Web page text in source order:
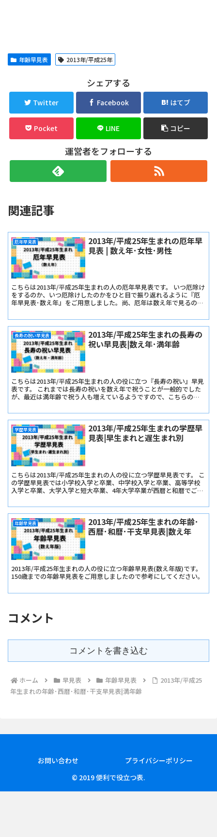
年齢早見表 2013年/平成25年
シェアする
Twitter Facebook はてブ
Pocket LINE コピー
運営者をフォローする
関連記事
厄年早見表
2013年/平成25年生まれの厄年早
見表 | 数え年･女性･男性
こちらは2013年/平成25年生まれの人の厄年早見表です。 いつ厄除け
をするのか、いつ厄除けしたのかをひと目で振り返れるように『厄
年早見表･数え年』をご用意しました。尚、厄年は数え年で見るので
長寿の祝い早見表
2013年/平成25年生まれの長寿の
祝い早見表|数え年･満年齢
こちらは2013年/平成25年生まれの人の役に立つ『長寿の祝い』早見
表です。 これまでは長寿の祝いを数え年で祝うことが一般的でした
が、最近は満年齢で祝う人も増えているようですので、こちらの早
年齢版』をご用意しました。
学歴早見表
2013年/平成25年生まれの学歴早
見表|早生まれと遅生まれ別
こちらは2013年/平成25年生まれの人の役に立つ学歴早見表です。 こ
の学歴早見表では小学校入学と卒業、中学校入学と卒業、高等学校
入学と卒業、大学入学と短大卒業、4年大学卒業が西暦と和暦でご確
年齢早見表
2013年/平成25年生まれの年齢･
西暦･和暦･干支早見表|数え年
2013年/平成25年生まれの人の役に立つ年齢早見表(数え年版)です。
150歳までの年齢早見表をご用意しましたので参考にしてください。
コメント
コメントを書き込む
ホーム 早見表 年齢早見表
2013年/平成25
年生まれの年齢･西暦･和暦･干支早見表|満年齢
お問い合わせ
プライバシーポリシー
© 2019 便利で役立つ表.